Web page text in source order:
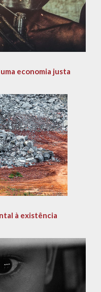
economia justa
à existência